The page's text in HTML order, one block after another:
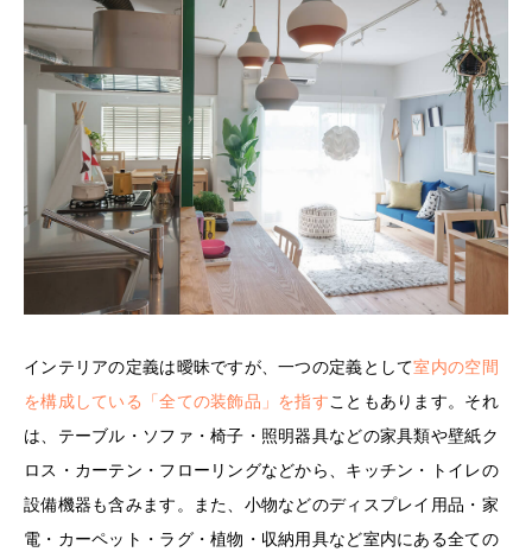
インテリアの定義は曖昧ですが、一つの定義として室内の空間
を構成している「全ての装飾品」を指すこともあります。それ
は、テーブル・ソファ・椅子・照明器具などの家具類や壁紙ク
ロス・カーテン・フローリングなどから、キッチン・トイレの
設備機器も含みます。また、小物などのディスプレイ用品・家
電・カーペット・ラグ・植物・収納用具など室内にある全ての